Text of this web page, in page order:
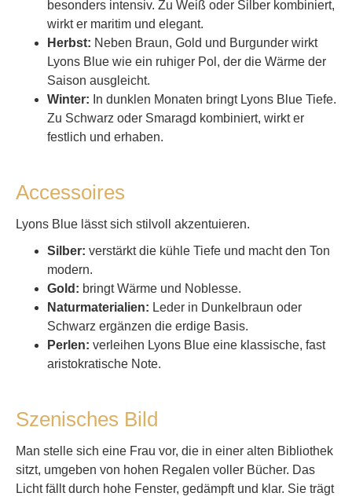
besonders intensiv. Zu Weiß oder Silber kombiniert,
wirkt er maritim und elegant.
Herbst: Neben Braun, Gold und Burgunder wirkt
Lyons Blue wie ein ruhiger Pol, der die Wärme der
Saison ausgleicht.
Winter: In dunklen Monaten bringt Lyons Blue Tiefe.
Zu Schwarz oder Smaragd kombiniert, wirkt er
festlich und erhaben.
Accessoires
Lyons Blue lässt sich stilvoll akzentuieren.
Silber: verstärkt die kühle Tiefe und macht den Ton
modern.
Gold: bringt Wärme und Noblesse.
Naturmaterialien: Leder in Dunkelbraun oder
Schwarz ergänzen die erdige Basis.
Perlen: verleihen Lyons Blue eine klassische, fast
aristokratische Note.
Szenisches Bild
Man stelle sich eine Frau vor, die in einer alten Bibliothek
sitzt, umgeben von hohen Regalen voller Bücher. Das
Licht fällt durch hohe Fenster, gedämpft und klar. Sie trägt